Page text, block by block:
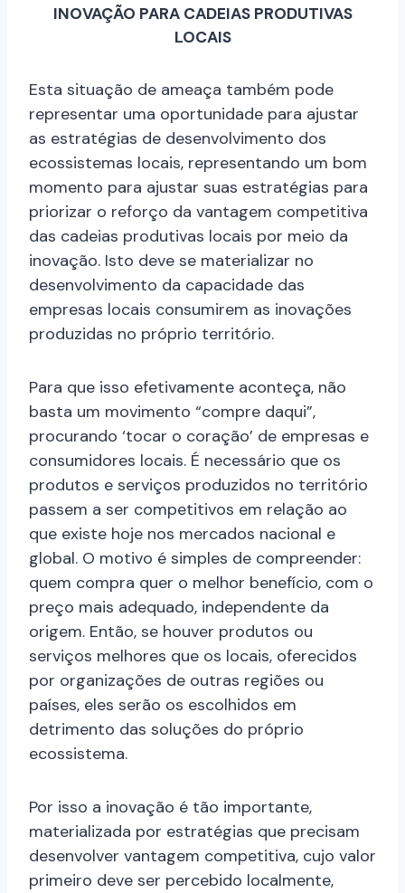
INOVAÇÃO PARA CADEIAS PRODUTIVAS
LOCAIS
Esta situação de ameaça também pode
representar uma oportunidade para ajustar
as estratégias de desenvolvimento dos
ecossistemas locais, representando um bom
momento para ajustar suas estratégias para
priorizar o reforço da vantagem competitiva
das cadeias produtivas locais por meio da
inovação. Isto deve se materializar no
desenvolvimento da capacidade das
empresas locais consumirem as inovações
produzidas no próprio território.
Para que isso efetivamente aconteça, não
basta um movimento “compre daqui”,
procurando ‘tocar o coração’ de empresas e
consumidores locais. É necessário que os
produtos e serviços produzidos no território
passem a ser competitivos em relação ao
que existe hoje nos mercados nacional e
global. O motivo é simples de compreender:
quem compra quer o melhor benefício, com o
preço mais adequado, independente da
origem. Então, se houver produtos ou
serviços melhores que os locais, oferecidos
por organizações de outras regiões ou
países, eles serão os escolhidos em
detrimento das soluções do próprio
ecossistema.
Por isso a inovação é tão importante,
materializada por estratégias que precisam
desenvolver vantagem competitiva, cujo valor
primeiro deve ser percebido localmente,